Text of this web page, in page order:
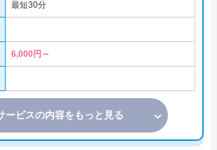
最短30分
6,000円～
ービスの内容をもっと見る